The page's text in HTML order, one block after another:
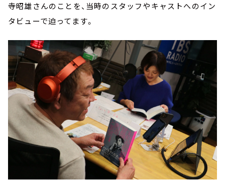
寺昭雄さんのことを、当時のスタッフやキャストへのイン
タビューで迫ってます。